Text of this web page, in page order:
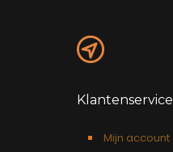
Klantenservice
Mijn account